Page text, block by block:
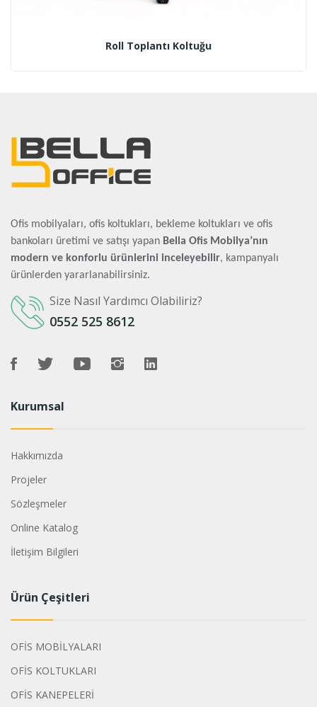
Roll Toplantı Koltuğu
Ofis mobilyaları, ofis koltukları, bekleme koltukları ve ofis
bankoları üretimi ve satışı yapan Bella Ofis Mobilya’nın
modern ve konforlu ürünlerini inceleyebilir, kampanyalı
ürünlerden yararlanabilirsiniz.
Size Nasıl Yardımcı Olabiliriz?
0552 525 8612
Kurumsal
Hakkımızda
Projeler
Sözleşmeler
Online Katalog
İletişim Bilgileri
Ürün Çeşitleri
OFİS MOBİLYALARI
OFİS KOLTUKLARI
OFİS KANEPELERİ